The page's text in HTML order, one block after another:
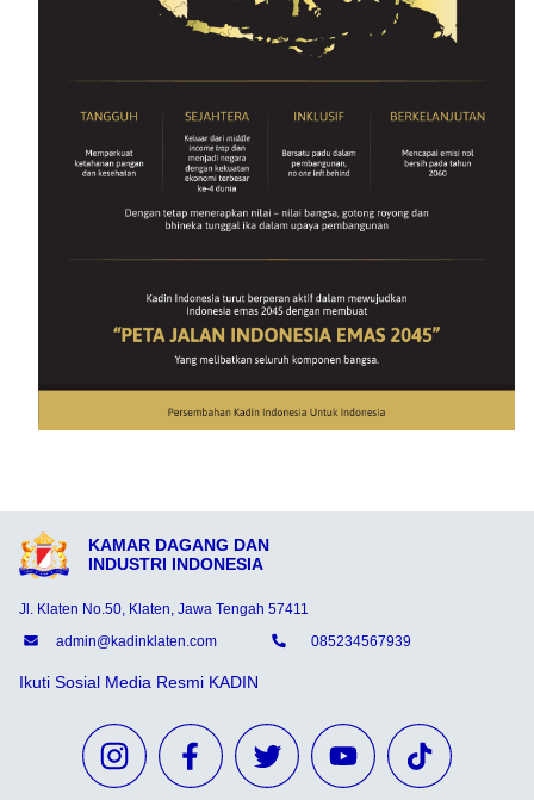
KAMAR DAGANG DAN
INDUSTRI INDONESIA
Jl. Klaten No.50, Klaten, Jawa Tengah 57411
admin@kadinklaten.com
085234567939
Ikuti Sosial Media Resmi KADIN